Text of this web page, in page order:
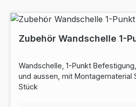
Zubehör Wandschelle 1-
Wandschelle, 1-Punkt
und aussen, mit Montagematerial Set bestehend aus 2
Stück